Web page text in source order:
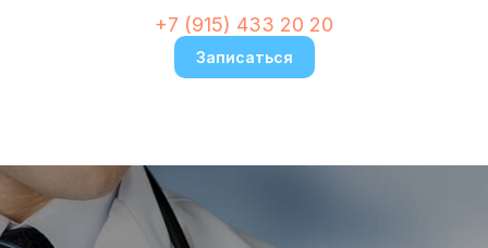
+7 (915) 433 20 20
Записаться